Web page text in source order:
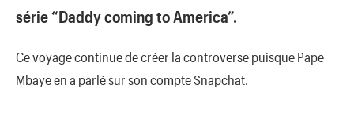
série “Daddy coming to America”.
Ce voyage continue de créer la controverse puisque Pape
Mbaye en a parlé sur son compte Snapchat.